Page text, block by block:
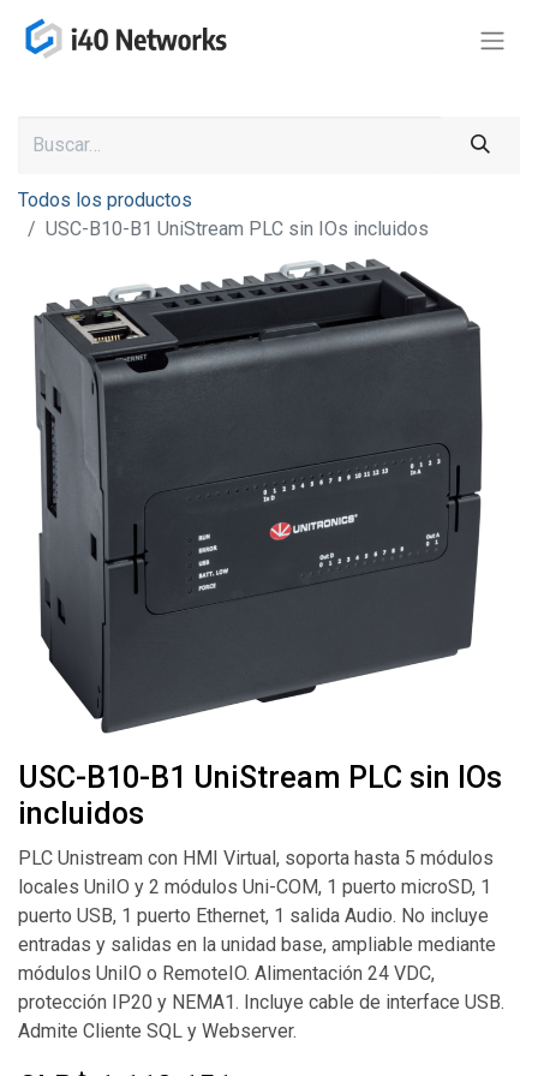
Todos los productos
USC-B10-B1 UniStream PLC sin IOs incluidos
USC-B10-B1 UniStream PLC sin IOs
incluidos
PLC Unistream con HMI Virtual, soporta hasta 5 módulos
locales UniIO y 2 módulos Uni-COM, 1 puerto microSD, 1
puerto USB, 1 puerto Ethernet, 1 salida Audio. No incluye
entradas y salidas en la unidad base, ampliable mediante
módulos UniIO o RemoteIO. Alimentación 24 VDC,
protección IP20 y NEMA1. Incluye cable de interface USB.
Admite Cliente SQL y Webserver.